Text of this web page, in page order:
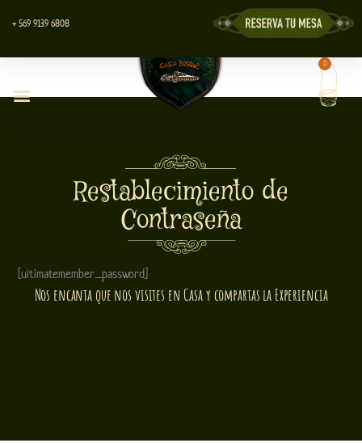
contenido
+ 569 9139 6808
0
Restablecimiento de
Contraseña
[ultimatemember_password]
Nos encanta que nos visites en Casa y compartas la Experiencia